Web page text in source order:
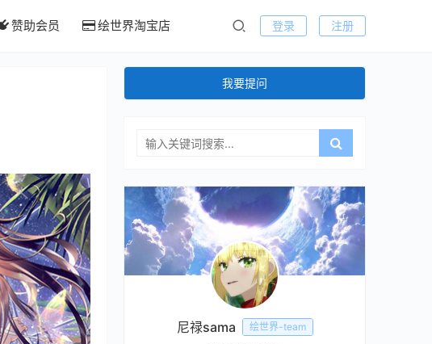
赞助会员 绘世界淘宝店 登录 注册
我要提问
尼禄sama 绘世界-team